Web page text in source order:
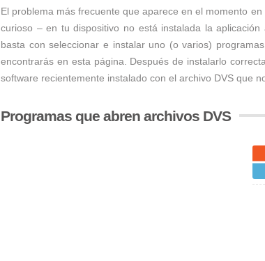
El problema más frecuente que aparece en el momento
curioso – en tu dispositivo no está instalada la aplicación
basta con seleccionar e instalar uno (o varios)
encontrarás en esta página. Después de instalarlo
software recientemente instalado con el archivo DVS que
Programas que abren archivos DVS